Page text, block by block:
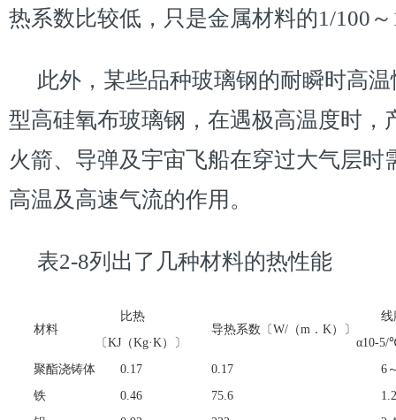
热系数比较低，只是金属材料的1/100
此外，某些品种玻璃钢的耐瞬时高
型高硅氧布玻璃钢，在遇极高温度时，
火箭、导弹及宇宙飞船在穿过大气层时
高温及高速气流的作用。
表2-8列出了几种材料的热性能
材料
比热
〔KJ（Kg·K）〕
导热系数〔W/（m．K）〕
线
α10-5/
聚酯浇铸体
0.17 0.17
6
铁
0.46 75.6
1.2